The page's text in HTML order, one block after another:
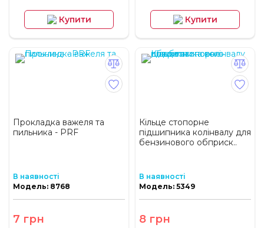
Купити Купити
Прокладка важеля та
пильника - PRF
В наявності
Модель: 8768
7 грн
Кільце стопорне
підшипника колінвалу для
бензинового обприск..
В наявності
Модель: 5349
8 грн